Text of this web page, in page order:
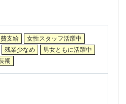
支給
女性スタッフ活躍中
残業少なめ
男女ともに活躍中
期